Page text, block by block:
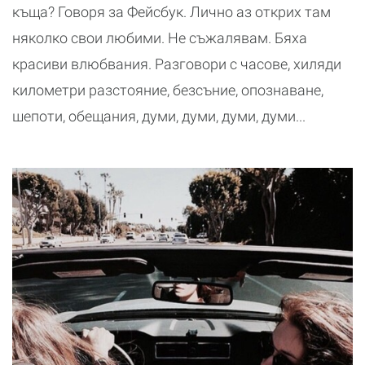
къща? Говоря за Фейсбук. Лично аз открих там
няколко свои любими. Не съжалявам. Бяха
красиви влюбвания. Разговори с часове, хиляди
километри разстояние, безсъние, опознаване,
шепоти, обещания, думи, думи, думи, думи...